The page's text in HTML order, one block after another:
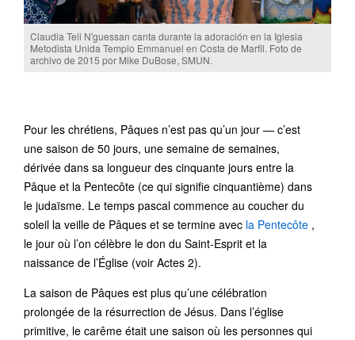
Claudia Teli N'guessan canta durante la adoración en la Iglesia
Metodista Unida Templo Emmanuel en Costa de Marfil. Foto de
archivo de 2015 por Mike DuBose, SMUN.
Pour les chrétiens, Pâques n’est pas qu’un jour — c’est
une saison de 50 jours, une semaine de semaines,
dérivée dans sa longueur des cinquante jours entre la
Pâque et la Pentecôte (ce qui signifie cinquantième) dans
le judaïsme. Le temps pascal commence au coucher du
soleil la veille de Pâques et se termine avec la Pentecôte ,
le jour où l’on célèbre le don du Saint-Esprit et la
naissance de l’Église (voir Actes 2).
La saison de Pâques est plus qu’une célébration
prolongée de la résurrection de Jésus. Dans l’église
primitive, le carême était une saison où les personnes qui